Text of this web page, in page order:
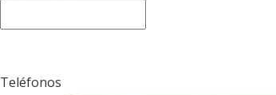
Teléfonos